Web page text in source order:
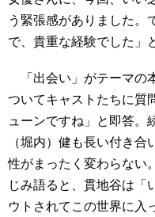
う緊張感がありました。
で、貴重な経験でした」
「出会い」がテーマの
ついてキャストたちに質
ューンですね」と即答。
（堀内）健も長い付き
性がまったく変わらない
じみ語ると、貫地谷は「
ウトされてこの世界に入